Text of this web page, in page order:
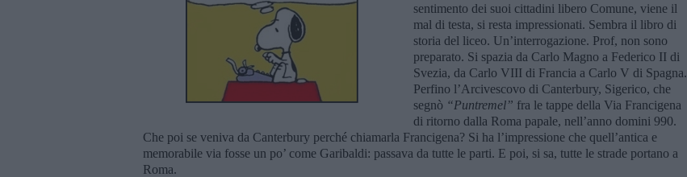
sentimento dei suoi cittadini libero Comune, viene il
mal di testa, si resta impressionati. Sembra il libro di
storia del liceo. Un’interrogazione. Prof, non sono
preparato. Si spazia da Carlo Magno a Federico II di
Svezia, da Carlo VIII di Francia a Carlo V di Spagna.
Perfino l’Arcivescovo di Canterbury, Sigerico, che
segnò “Puntremel” fra le tappe della Via Francigena
di ritorno dalla Roma papale, nell’anno domini 990.
Che poi se veniva da Canterbury perché chiamarla Francigena? Si ha l’impressione che quell’antica e
memorabile via fosse un po’ come Garibaldi: passava da tutte le parti. E poi, si sa, tutte le strade portano a
Roma.